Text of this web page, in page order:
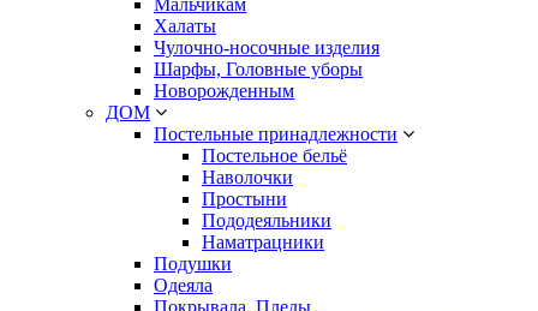
Мальчикам
Халаты
Чулочно-носочные изделия
Шарфы, Головные уборы
Новорожденным
ДОМ
Постельные принадлежности
Постельное бельё
Наволочки
Простыни
Пододеяльники
Наматрацники
Подушки
Одеяла
Покрывала, Пледы